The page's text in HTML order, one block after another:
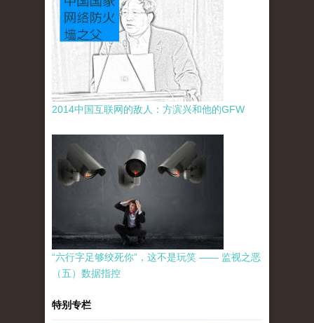
2014中国互联网的敌人：方滨兴和他的GFW
“六行字足够绞死你”，这不是玩笑 —— 监视之恶
（五）数据指控
特别专栏